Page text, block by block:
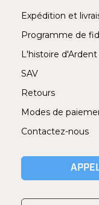
Expédition et
Programme de
L'histoire
SAV
Retours
Modes de
Contactez-nous